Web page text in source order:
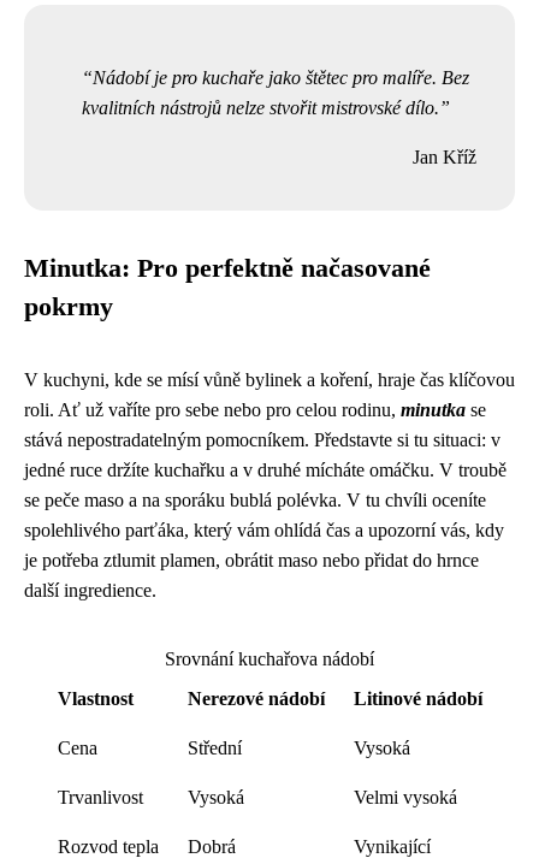
Nádobí je pro kuchaře jako štětec pro malíře. Bez
kvalitních nástrojů nelze stvořit mistrovské dílo.
Jan Kříž
Minutka: Pro perfektně načasované
pokrmy
V kuchyni, kde se mísí vůně bylinek a koření, hraje čas klíčovou
roli. Ať už vaříte pro sebe nebo pro celou rodinu, minutka se
stává nepostradatelným pomocníkem. Představte si tu situaci: v
jedné ruce držíte kuchařku a v druhé mícháte omáčku. V troubě
se peče maso a na sporáku bublá polévka. V tu chvíli oceníte
spolehlivého parťáka, který vám ohlídá čas a upozorní vás, kdy
je potřeba ztlumit plamen, obrátit maso nebo přidat do hrnce
další ingredience.
Srovnání kuchařova nádobí
Vlastnost
Nerezové nádobí Litinové nádobí
Cena Střední Vysoká
Trvanlivost Vysoká Velmi vysoká
Rozvod tepla Dobrá Vynikající